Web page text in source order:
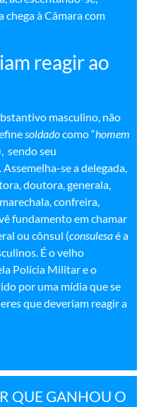
chega à Câmara com
reagir ao
masculino, não
soldadocomo “homem
sendo seu
. Assemelha-se a delegada,
doutora, generala,
confreira,
fundamento em chamar
ou cônsul (consulesaé a
É o velho
Polícia Militar e o
por uma mídia que se
que deveriam reagir a
QUE GANHOU O